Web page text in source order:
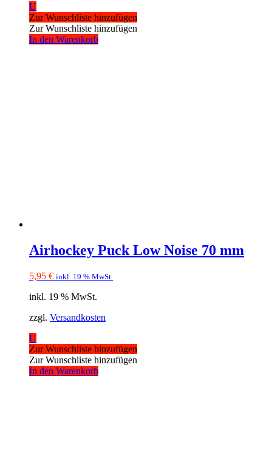
U
Zur Wunschliste hinzufügen
Zur Wunschliste hinzufügen
In den Warenkorb
Airhockey Puck Low Noise 70 mm
5,95 € inkl. 19 % MwSt.
inkl. 19 % MwSt.
zzgl. Versandkosten
U
Zur Wunschliste hinzufügen
Zur Wunschliste hinzufügen
In den Warenkorb